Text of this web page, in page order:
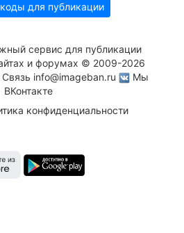
для публикации
сервис для публикации
и форумах © 2009-2026
info@imageban.ru
Мы
ВКонтакте
конфиденциальности